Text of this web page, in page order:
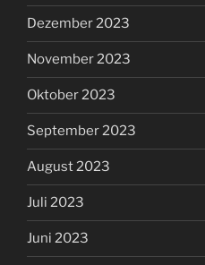
Dezember 2023
November 2023
Oktober 2023
September 2023
August 2023
Juli 2023
Juni 2023